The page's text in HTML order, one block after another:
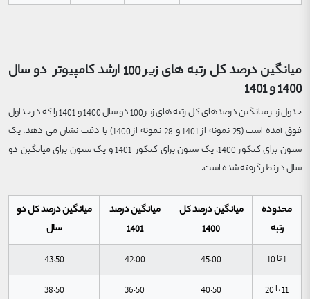
میانگین درصد کل رتبه های زیر 100 ارشد کامپیوتر دو سال
1400 و 1401
جدول زیر میانگین درصدهای کل رتبه های زیر 100 دو سال 1400 و 1401 را که در جداول
فوق آمده است (25 نمونه از 1401 و 28 نمونه از 1400) با دقت نشان می دهد. یک
ستون برای کنکور 1400، یک ستون برای کنکور 1401 و یک ستون برای میانگین دو
سال در نظر گرفته شده است.
محدوده
رتبه
میانگین درصد کل
1400
میانگین درصد
1401
میانگین درصد کل دو
سال
1 تا 10
45.00
42.00
43.50
11 تا 20
40.50
36.50
38.50